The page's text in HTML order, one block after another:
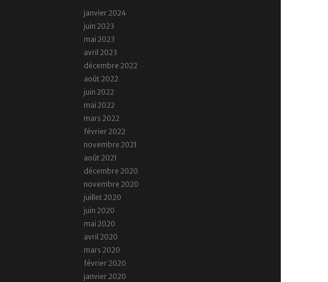
janvier 2024
juin 2023
mai 2023
avril 2023
décembre 2022
août 2022
juin 2022
mai 2022
mars 2022
février 2022
novembre 2021
août 2021
décembre 2020
novembre 2020
juillet 2020
juin 2020
mai 2020
avril 2020
mars 2020
février 2020
janvier 2020